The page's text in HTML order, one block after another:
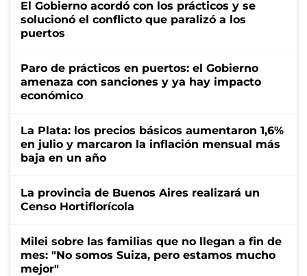
El Gobierno acordó con los prácticos y se
solucionó el conflicto que paralizó a los
puertos
Paro de prácticos en puertos: el Gobierno
amenaza con sanciones y ya hay impacto
económico
La Plata: los precios básicos aumentaron 1,6%
en julio y marcaron la inflación mensual más
baja en un año
La provincia de Buenos Aires realizará un
Censo Hortiflorícola
Milei sobre las familias que no llegan a fin de
mes: "No somos Suiza, pero estamos mucho
mejor"